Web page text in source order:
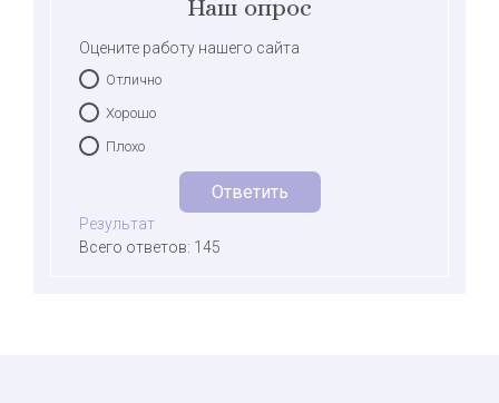
Наш опрос
Оцените работу нашего сайта
Отлично
Хорошо
Плохо
Результат
Всего ответов: 145